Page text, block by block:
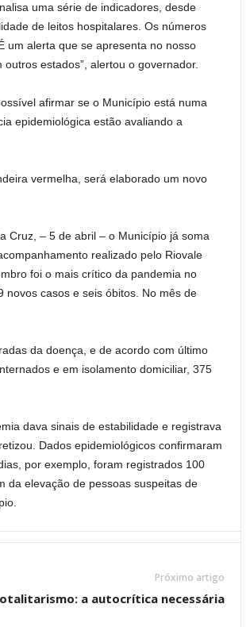
uma série de indicadores, desde
de leitos hospitalares. Os números
um alerta que se apresenta no nosso
estados”, alertou o governador.
afirmar se o Município está numa
epidemiológica estão avaliando a
vermelha, será elaborado um novo
Cruz, – 5 de abril – o Município já soma
realizado pelo Riovale
foi o mais crítico da pandemia no
casos e seis óbitos. No mês de
da doença, e de acordo com último
e em isolamento domiciliar, 375
dava sinais de estabilidade e registrava
Dados epidemiológicos confirmaram
por exemplo, foram registrados 100
da elevação de pessoas suspeitas de
Próximo artigo
a autocrítica necessária